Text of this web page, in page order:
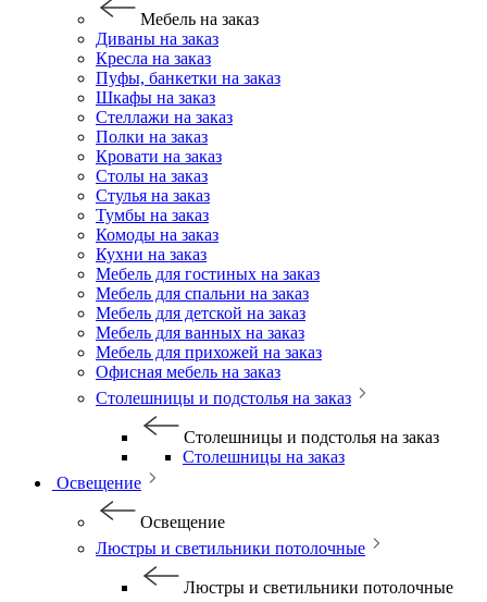
Мебель на заказ
Диваны на заказ
Кресла на заказ
Пуфы, банкетки на заказ
Шкафы на заказ
Стеллажи на заказ
Полки на заказ
Кровати на заказ
Столы на заказ
Стулья на заказ
Тумбы на заказ
Комоды на заказ
Кухни на заказ
Мебель для гостиных на заказ
Мебель для спальни на заказ
Мебель для детской на заказ
Мебель для ванных на заказ
Мебель для прихожей на заказ
Офисная мебель на заказ
Столешницы и подстолья на заказ
Столешницы и подстолья на заказ
Столешницы на заказ
Освещение
Освещение
Люстры и светильники потолочные
Люстры и светильники потолочные